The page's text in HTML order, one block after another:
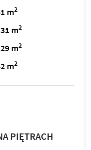
m2
m2
m2
m2
PIĘTRACH